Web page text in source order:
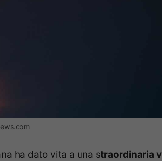
ha dato vita a una straordinaria